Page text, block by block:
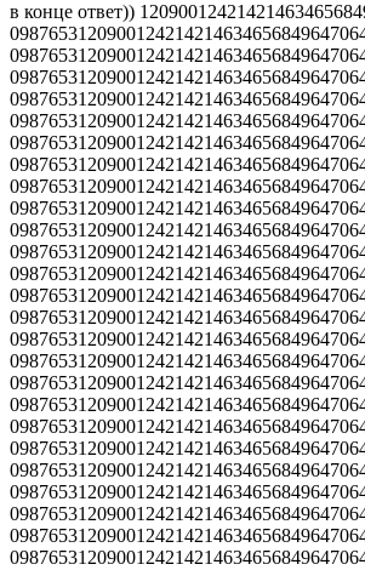
в конце ответ))